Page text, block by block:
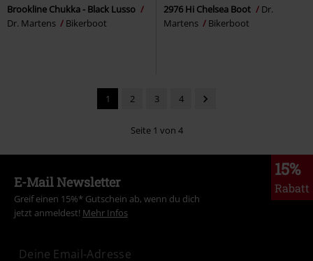
Brookline Chukka - Black Lusso
Dr. Martens
Bikerboot
2976 Hi Chelsea Boot
Dr.
Martens
Bikerboot
1 2 3 4
Seite 1 von 4
15%
Rabatt
E-Mail Newsletter
Greif einen 15%* Gutschein ab, wenn du dich
jetzt anmeldest! Mehr Infos